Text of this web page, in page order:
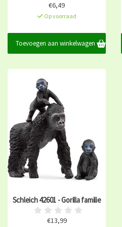
€6,49
Op voorraad
Toevoegen aan winkelwagen
Schleich 42601 - Gorilla familie
€13,99